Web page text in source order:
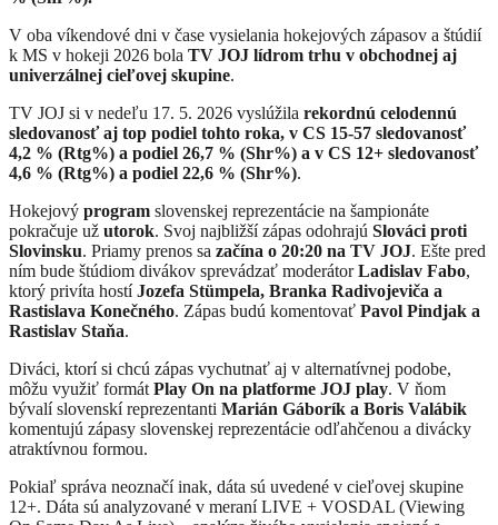
V oba víkendové dni v čase vysielania hokejových zápasov a štúdií
k MS v hokeji 2026 bola TV JOJ lídrom trhu v obchodnej aj
univerzálnej cieľovej skupine.
TV JOJ si v nedeľu 17. 5. 2026 vyslúžila rekordnú celodennú
sledovanosť aj top podiel tohto roka, v CS 15-57 sledovanosť
4,2 % (Rtg%) a podiel 26,7 % (Shr%) a v CS 12+ sledovanosť
4,6 % (Rtg%) a podiel 22,6 % (Shr%).
Hokejový program slovenskej reprezentácie na šampionáte
pokračuje už utorok. Svoj najbližší zápas odohrajú Slováci proti
Slovinsku. Priamy prenos sa začína o 20:20 na TV JOJ. Ešte pred
ním bude štúdiom divákov sprevádzať moderátorLadislav Fabo,
ktorý privíta hostíJozefa Stümpela, Branka Radivojeviča a
Rastislava Konečného. Zápas budú komentovať Pavol Pindjak a
Rastislav Staňa.
Diváci, ktorí si chcú zápas vychutnať aj v alternatívnej podobe,
môžu využiť formát Play On na platforme JOJ play. V ňom
bývalí slovenskí reprezentanti Marián Gáborík a Boris Valábik
komentujú zápasy slovenskej reprezentácie odľahčenou a divácky
atraktívnou formou.
Pokiaľ správa neoznačí inak, dáta sú uvedené v cieľovej skupine
12+. Dáta sú analyzované v meraní LIVE + VOSDAL (Viewing